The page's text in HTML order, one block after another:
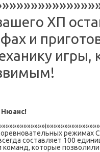
ХП
и
игры,
Нюанс!
режимах
составляет 100
команд, которые